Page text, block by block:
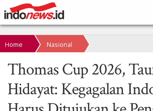
Home Nasional
Thomas Cup 2026,
Hidayat: Kegagalan